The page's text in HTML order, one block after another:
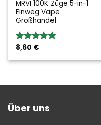
MRVI 100K Züge 5-in-1
Einweg Vape
Großhandel
Bewertung:
8,60 €
Über uns